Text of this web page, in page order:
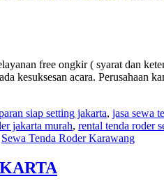
free ongkir ( syarat dan
kesuksesan acara. Perusahaan
siap setting jakarta, jasa sewa
jakarta murah, rental tenda roder
Sewa Tenda Roder Karawang